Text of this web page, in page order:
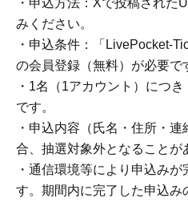
・申込方法：Xで投稿された
みください。
・申込条件：「LivePocket-
の会員登録（無料）が必要で
・1名（1アカウント）につ
です。
・申込内容（氏名・住所・
合、抽選対象外となることが
・通信環境等により申込み
す。期間内に完了した申込み